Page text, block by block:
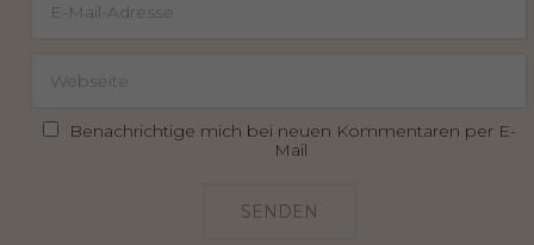
Benachrichtige mich bei neuen Kommentaren per E-
Mail
SENDEN